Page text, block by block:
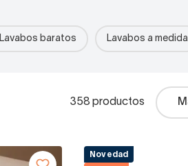
Lavabos baratos Lavabos a medida
358 productos
Novedad